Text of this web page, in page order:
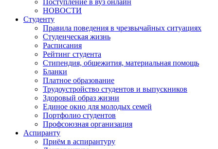
Поступление в вуз онлайн
НОВОСТИ
Студенту
Правила поведения в чрезвычайных ситуациях
Студенческая жизнь
Расписания
Рейтинг студента
Стипендия, общежития, материальная помощь
Бланки
Платное образование
Трудоустройство студентов и выпускников
Здоровый образ жизни
Единое окно для молодых семей
Портфолио студентов
Профсоюзная организация
Аспиранту
Приём в аспирантуру